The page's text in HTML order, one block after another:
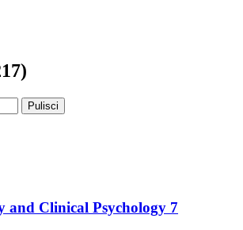
Pulisci
and Clinical Psychology 7